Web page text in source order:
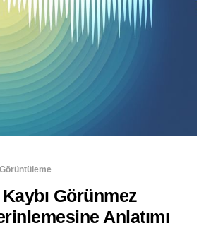
Görünmez
Anlatımı